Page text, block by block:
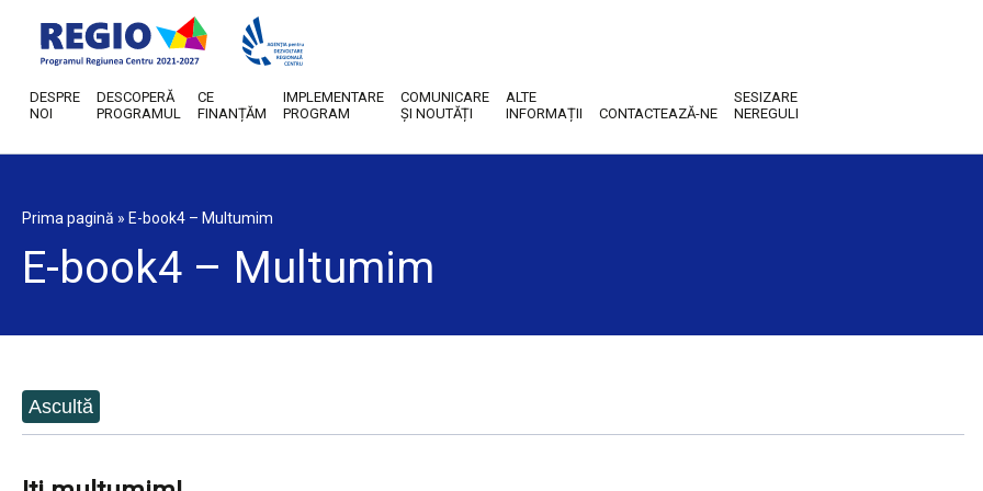
DESPRE
NOI
DESCOPERĂ
PROGRAMUL
CE
FINANȚĂM
IMPLEMENTARE
PROGRAM
COMUNICARE
ȘI NOUTĂȚI
ALTE
INFORMAȚII
CONTACTEAZĂ-NE
SESIZARE
NEREGULI
Prima pagină » E-book4 – Multumim
E-book4 – Multumim